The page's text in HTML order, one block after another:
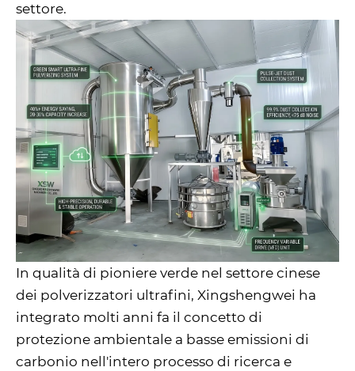
settore.
In qualità di pioniere verde nel settore cinese
dei polverizzatori ultrafini, Xingshengwei ha
integrato molti anni fa il concetto di
protezione ambientale a basse emissioni di
carbonio nell'intero processo di ricerca e